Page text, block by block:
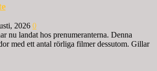
2026 0
nu landat hos prenumeranterna. Denna
med ett antal rörliga filmer dessutom. Gillar